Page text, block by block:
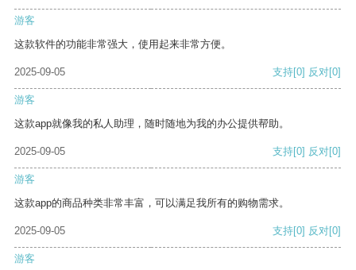
游客
这款软件的功能非常强大，使用起来非常方便。
2025-09-05 支持[0] 反对[0]
游客
这款app就像我的私人助理，随时随地为我的办公提供帮助。
2025-09-05 支持[0] 反对[0]
游客
这款app的商品种类非常丰富，可以满足我所有的购物需求。
2025-09-05 支持[0] 反对[0]
游客